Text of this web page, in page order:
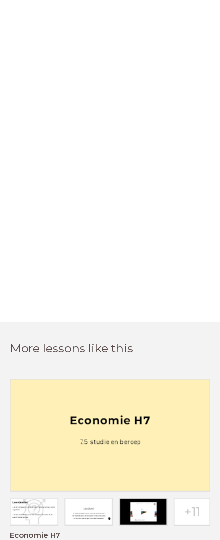
More lessons like this
Economie H7